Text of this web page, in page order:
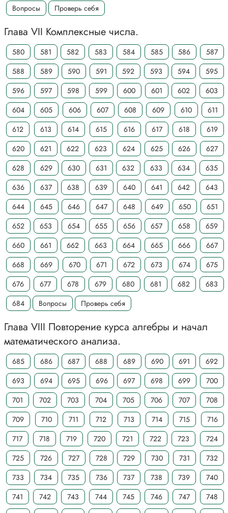
Вопросы
Проверь себя
Глава VII Комплексные числа.
580 581 582 583 584 585 586
587
588
589 590 591 592 593 594
595
596
597 598 599 600 601 602
603
604
605 606 607 608 609 610
611
612
613 614 615 616 617 618
619
620
621 622 623 624 625 626
627
628
629 630 631 632 633 634
635
636
637 638 639 640 641 642
643
644
645 646 647 648 649 650
651
652
653 654 655 656 657 658
659
660
661 662 663 664 665 666
667
668
669 670 671 672 673 674
675
676
677 678 679 680 681 682
683
684
Вопросы Проверь себя
Глава VIII Повторение курса алгебры и начал
математического анализа.
685 686 687 688 689 690 691
692
693
694 695 696 697 698 699
700
701
702 703 704 705 706 707
708
709
710 711 712 713 714 715
716
717
718 719 720 721 722 723
724
725
726 727 728 729 730 731
732
733
734 735 736 737 738 739
740
741
742 743 744 745 746 747
748